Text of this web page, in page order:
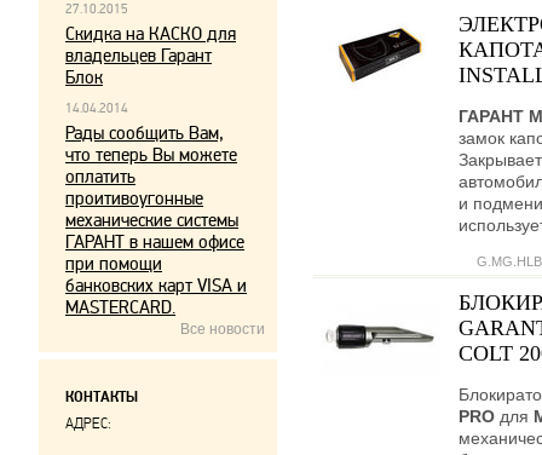
ГАРАНТ
замок
и
COLT
PRO для
27.10.2015
Скидка на КАСКО для
владельцев Гарант
Блок
14.04.2014
Рады сообщить Вам,
что теперь Вы можете
оплатить
проитивоугонные
механические системы
ГАРАНТ в нашем офисе
при помощи
банковских карт VISA и
MASTERCARD.
Все новости
КОНТАКТЫ
АДРЕС: